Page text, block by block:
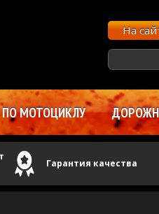
На
МОТОЦИКЛУ
Гарантия качества